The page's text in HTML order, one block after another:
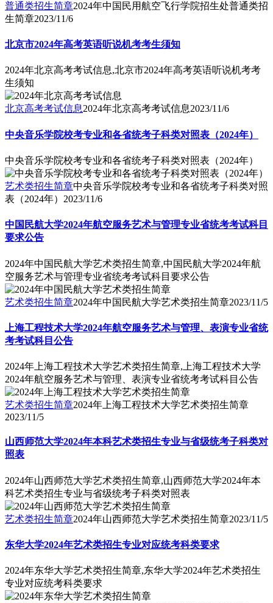
普通类招生简章2024年中国民用航空飞行学院招生处普通类招
生简章2023/11/6
北京市2024年高考英语听说机考考生须知
2024年北京高考考试信息,北京市2024年高考英语听说机考考
生须知
北京高考考试信息2024年北京高考考试信息2023/11/6
中央音乐学院校考专业和各省统考子科类对照表（2024年）
中央音乐学院校考专业和各省统考子科类对照表（2024年）
艺术类招生简章中央音乐学院校考专业和各省统考子科类对照
表（2024年） 2023/11/6
中国民航大学2024年航空服务艺术与管理专业省统考考试科目
要求公告
2024年中国民航大学艺术类招生简章,中国民航大学2024年航
空服务艺术与管理专业省统考考试科目要求公告
艺术类招生简章2024年中国民航大学艺术类招生简章2023/11/5
上海工程技术大学2024年航空服务艺术与管理、表演专业省统
考考试科目公告
2024年上海工程技术大学艺术类招生简章,上海工程技术大学
2024年航空服务艺术与管理、表演专业省统考考试科目公告
艺术类招生简章2024年上海工程技术大学艺术类招生简章
2023/11/5
山西师范大学2024年本科艺术类招生专业与省级统考子科类对
照表
2024年山西师范大学艺术类招生简章,山西师范大学2024年本
科艺术类招生专业与省级统考子科类对照表
艺术类招生简章2024年山西师范大学艺术类招生简章2023/11/5
东华大学2024年艺术类招生专业对应统考科类要求
2024年东华大学艺术类招生简章,东华大学2024年艺术类招生
专业对应统考科类要求